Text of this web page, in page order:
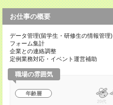
お仕事の概要
データ管理(留学生・研修生の情報管理)
フォーム集計
企業との連絡調整
定例業務対応・イベント運営補助
職場の雰囲気
年齢層
20代